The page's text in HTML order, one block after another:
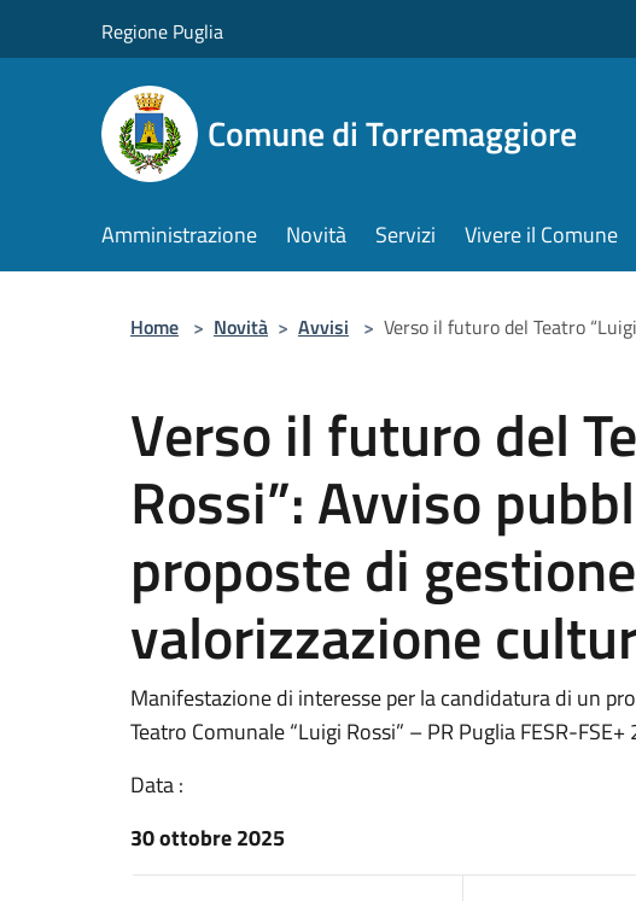
Regione Puglia
Comune di Torremaggiore
Amministrazione Novità Servizi Vivere il Comune
Home > Novità > Avvisi > Verso il futuro del Teatro
Verso il futuro del
Rossi”: Avviso
proposte di
valorizzazione
Manifestazione di interesse per la candidatura di un
Teatro Comunale “Luigi Rossi” – PR Puglia FESR-
Data :
30 ottobre 2025